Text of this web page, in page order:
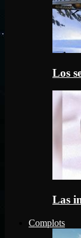
Los
Las
Complots